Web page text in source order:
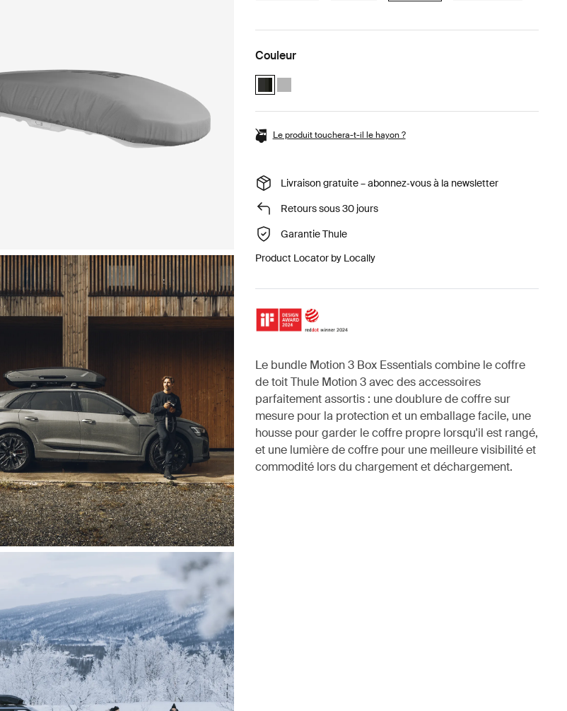
Couleur
Ensemble essentiel Thule Motion 3 Box Black Glossy (selected)
Ensemble essentiel Thule Motion 3 Box Titan Glossy
Le produit touchera-t-il le hayon ?
Livraison gratuite – abonnez‑vous à la newsletter
Retours sous 30 jours
Garantie Thule
Product Locator by Locally
Le bundle Motion 3 Box Essentials combine le coffre
de toit Thule Motion 3 avec des accessoires
parfaitement assortis : une doublure de coffre sur
mesure pour la protection et un emballage facile, une
housse pour garder le coffre propre lorsqu'il est rangé,
et une lumière de coffre pour une meilleure visibilité et
commodité lors du chargement et déchargement.